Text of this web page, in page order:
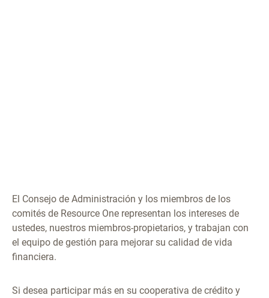
El Consejo de Administración y los miembros de los
comités de Resource One representan los intereses de
ustedes, nuestros miembros-propietarios, y trabajan con
el equipo de gestión para mejorar su calidad de vida
financiera.
Si desea participar más en su cooperativa de crédito y